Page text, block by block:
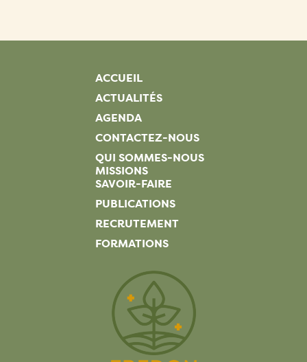
ACCUEIL
ACTUALITÉS
AGENDA
CONTACTEZ-NOUS
QUI SOMMES-NOUS
MISSIONS
SAVOIR-FAIRE
PUBLICATIONS
RECRUTEMENT
FORMATIONS